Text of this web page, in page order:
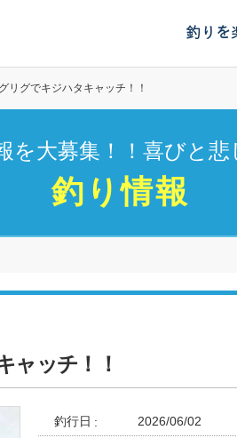
釣りを
リグでキジハタキャッチ！！
大募集！！喜びと悲
釣り情報
ャッチ！！
釣行日 2026/06/02